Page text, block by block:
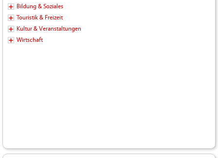
Bildung & Soziales
Touristik & Freizeit
Kultur & Veranstaltungen
Wirtschaft